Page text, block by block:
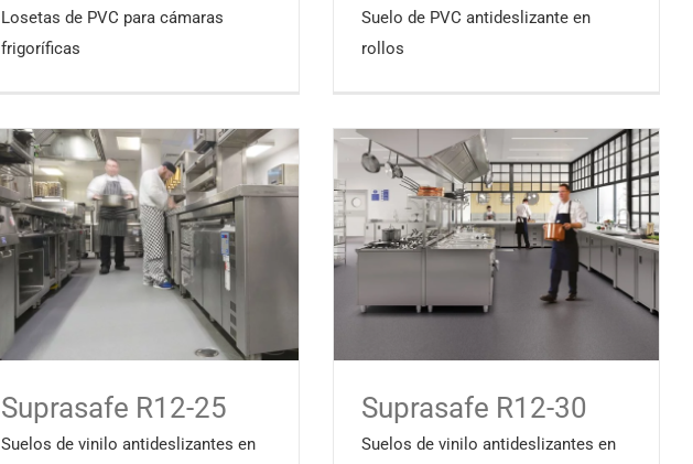
Losetas de PVC para cámaras
frigoríficas
Suelo de PVC antideslizante en
rollos
Suprasafe R12-25
Suelos de vinilo antideslizantes en
Suprasafe R12-30
Suelos de vinilo antideslizantes en